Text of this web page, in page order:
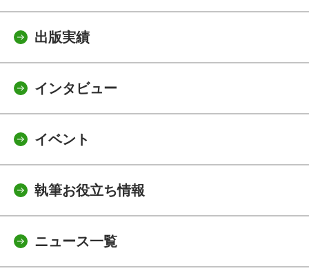
出版実績
インタビュー
イベント
執筆お役立ち情報
ニュース一覧